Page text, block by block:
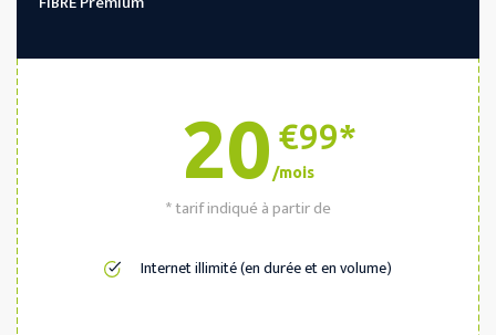
20 €99*
/mois
* tarif indiqué à partir de
Internet illimité (en durée et en volume)